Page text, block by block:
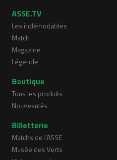
ASSE.TV
Les indémodables
Match
Magazine
Légende
Boutique
Tous les produits
Nouveautés
Billetterie
Matchs de l'ASSE
Musée des Verts